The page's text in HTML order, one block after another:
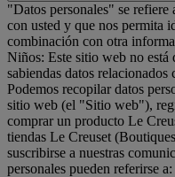
"Datos personales" se
con usted y que nos permita
combinación con otra
Niños: Este sitio web no está
sabiendas datos relacionados
Podemos recopilar datos
sitio web (el "Sitio web"),
comprar un producto Le
tiendas Le Creuset
suscribirse a nuestras
personales pueden referirse a: